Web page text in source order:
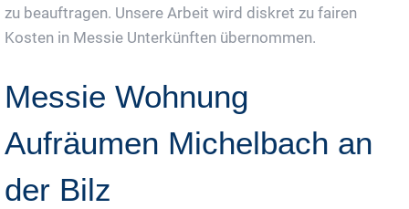
zu beauftragen. Unsere Arbeit wird diskret zu fairen
Kosten in Messie Unterkünften übernommen.
Messie Wohnung
Aufräumen Michelbach an
der Bilz